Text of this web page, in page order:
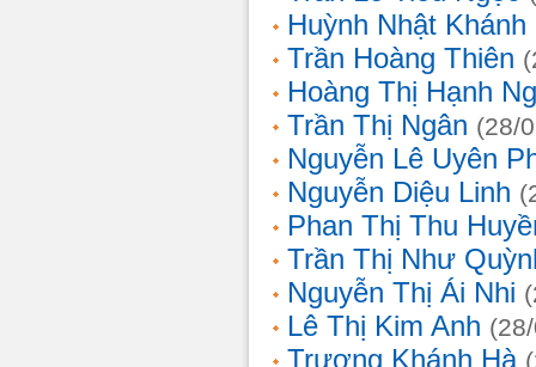
Huỳnh Nhật Khánh
Trần Hoàng Thiên
Hoàng Thị Hạnh
Trần Thị Ngân (28/
Nguyễn Lê Uyên
Nguyễn Diệu Linh
Phan Thị Thu
Trần Thị Như
Nguyễn Thị Ái Nhi
Lê Thị Kim Anh
Trương Khánh Hà